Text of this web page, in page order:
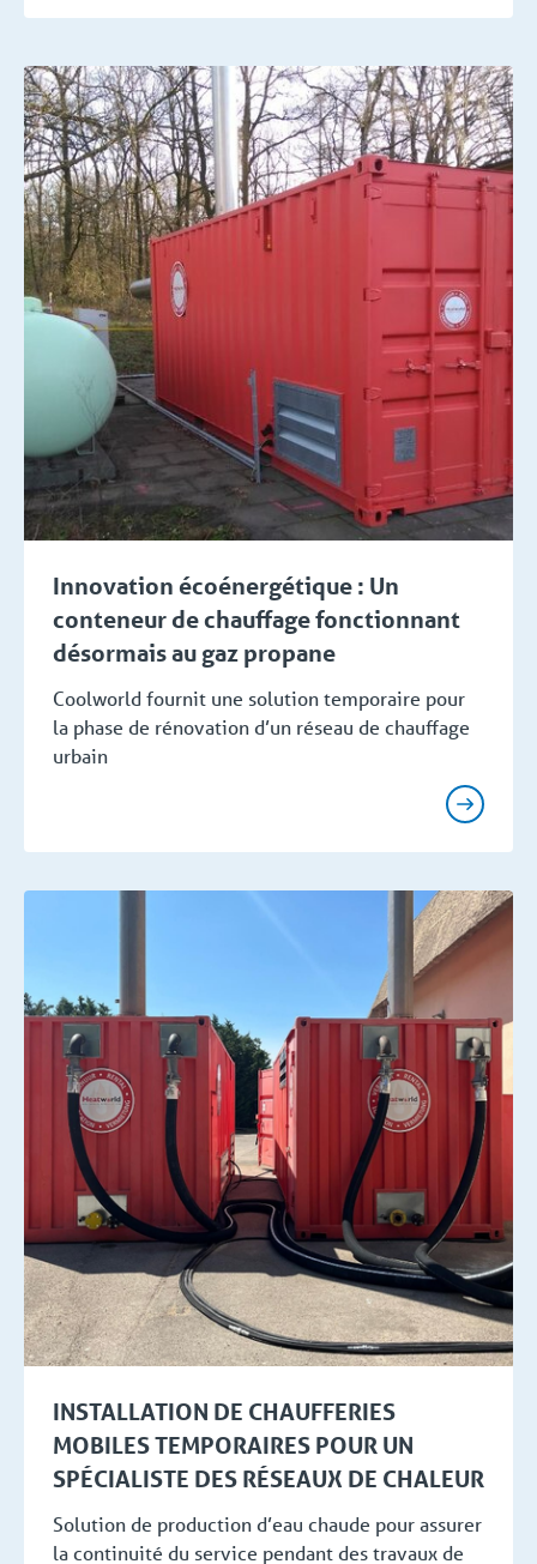
Innovation écoénergétique : Un
conteneur de chauffage fonctionnant
désormais au gaz propane
Coolworld fournit une solution temporaire pour
la phase de rénovation d’un réseau de chauffage
urbain
INSTALLATION DE CHAUFFERIES
MOBILES TEMPORAIRES POUR UN
SPÉCIALISTE DES RÉSEAUX DE CHALEUR
Solution de production d’eau chaude pour assurer
la continuité du service pendant des travaux de